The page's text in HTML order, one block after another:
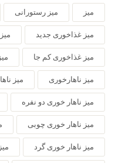
میز میز رستورانی
میز غذاخوری جدید
میز غذاخوری کم جا
میز ناهارخوری میز
میز ناهار خوری دو نفره
میز ناهار خوری چوبی
میز ناهار خوری گرد